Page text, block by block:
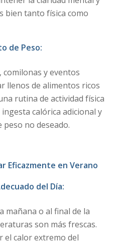
bien tanto física como
de Peso:
comilonas y eventos
llenos de alimentos ricos
rutina de actividad física
calórica adicional y
no deseado.
Eficazmente en Verano
del Día:
mañana o al final de la
son más frescas.
el calor extremo del